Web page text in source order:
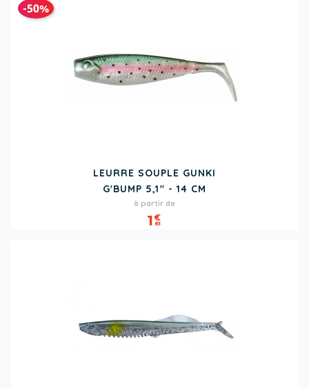
LEURRE SOUPLE GUNKI
G'BUMP 5,1" - 14 CM
Prix
base
-50%
Prix
à partir de
1€
83